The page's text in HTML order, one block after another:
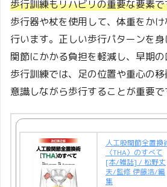
歩行訓練もリハビリの重要な要素
歩行器や杖を使用して、体重をか
行います。正しい歩行パターンを
関節にかかる負担を軽減し、早期の
歩行訓練では、足の位置や重心の
意識しながら歩行することが重要で
人工股関節全置換
〈THA〉のすべて
[本/雑誌] / 松野丈
夫/監修 伊藤浩/編
集